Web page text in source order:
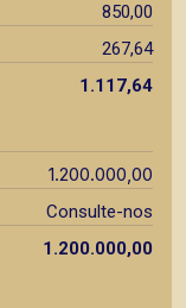
850,00
267,64
1.117,64
1.200.000,00
Consulte-nos
1.200.000,00